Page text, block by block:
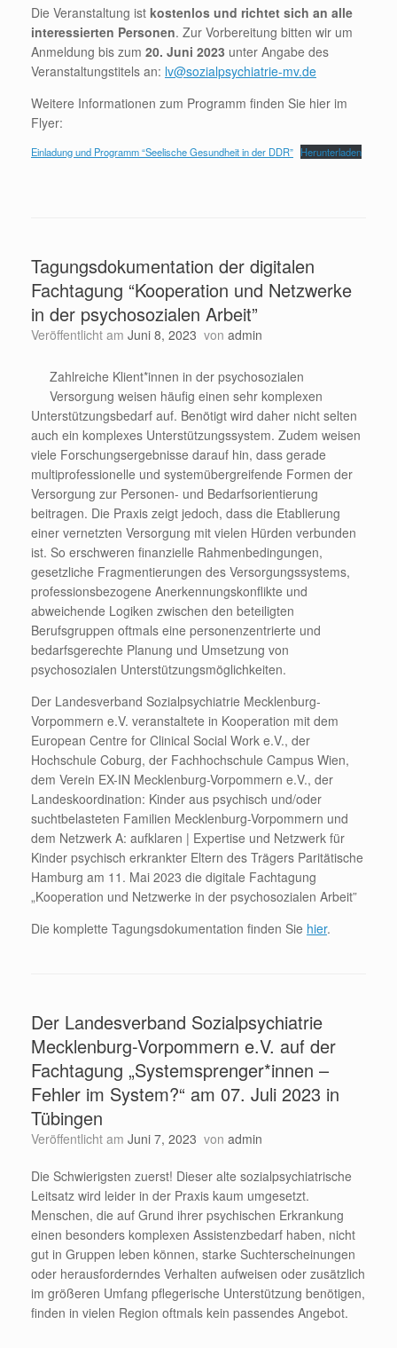
Die Veranstaltung ist kostenlos und richtet sich an alle
interessierten Personen. Zur Vorbereitung bitten wir um
Anmeldung bis zum 20. Juni 2023 unter Angabe des
Veranstaltungstitels an: lv@sozialpsychiatrie-mv.de
Weitere Informationen zum Programm finden Sie hier im
Flyer:
Einladung und Programm “Seelische Gesundheit in der DDR” Herunterladen
Tagungsdokumentation der digitalen
Fachtagung “Kooperation und Netzwerke
in der psychosozialen Arbeit”
Veröffentlicht am Juni 8, 2023 von admin
Zahlreiche Klient*innen in der psychosozialen
Versorgung weisen häufig einen sehr komplexen
Unterstützungsbedarf auf. Benötigt wird daher nicht selten
auch ein komplexes Unterstützungssystem. Zudem weisen
viele Forschungsergebnisse darauf hin, dass gerade
multiprofessionelle und systemübergreifende Formen der
Versorgung zur Personen- und Bedarfsorientierung
beitragen. Die Praxis zeigt jedoch, dass die Etablierung
einer vernetzten Versorgung mit vielen Hürden verbunden
ist. So erschweren finanzielle Rahmenbedingungen,
gesetzliche Fragmentierungen des Versorgungssystems,
professionsbezogene Anerkennungskonflikte und
abweichende Logiken zwischen den beteiligten
Berufsgruppen oftmals eine personenzentrierte und
bedarfsgerechte Planung und Umsetzung von
psychosozialen Unterstützungsmöglichkeiten.
Der Landesverband Sozialpsychiatrie Mecklenburg-
Vorpommern e.V. veranstaltete in Kooperation mit dem
European Centre for Clinical Social Work e.V., der
Hochschule Coburg, der Fachhochschule Campus Wien,
dem Verein EX-IN Mecklenburg-Vorpommern e.V., der
Landeskoordination: Kinder aus psychisch und/oder
suchtbelasteten Familien Mecklenburg-Vorpommern und
dem Netzwerk A: aufklaren | Expertise und Netzwerk für
Kinder psychisch erkrankter Eltern des Trägers Paritätische
Hamburg am 11. Mai 2023 die digitale Fachtagung
„Kooperation und Netzwerke in der psychosozialen Arbeit”
Die komplette Tagungsdokumentation finden Sie hier.
Der Landesverband Sozialpsychiatrie
Mecklenburg-Vorpommern e.V. auf der
Fachtagung „Systemsprenger*innen –
Fehler im System?“ am 07. Juli 2023 in
Tübingen
Veröffentlicht am Juni 7, 2023 von admin
Die Schwierigsten zuerst! Dieser alte sozialpsychiatrische
Leitsatz wird leider in der Praxis kaum umgesetzt.
Menschen, die auf Grund ihrer psychischen Erkrankung
einen besonders komplexen Assistenzbedarf haben, nicht
gut in Gruppen leben können, starke Suchterscheinungen
oder herausforderndes Verhalten aufweisen oder zusätzlich
im größeren Umfang pflegerische Unterstützung benötigen,
finden in vielen Region oftmals kein passendes Angebot.